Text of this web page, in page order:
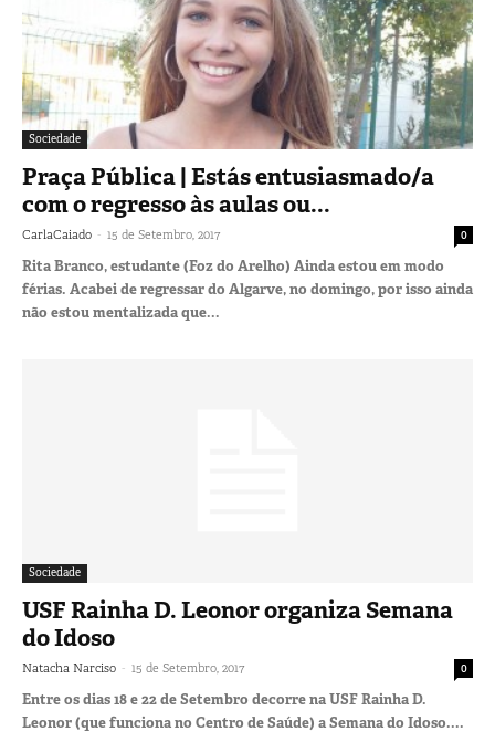
Sociedade
Praça Pública | Estás entusiasmado/a
com o regresso às aulas ou...
CarlaCaiado - 15 de Setembro, 2017 0
Rita Branco, estudante (Foz do Arelho) Ainda estou em modo
férias. Acabei de regressar do Algarve, no domingo, por isso ainda
não estou mentalizada que...
Sociedade
USF Rainha D. Leonor organiza Semana
do Idoso
Natacha Narciso - 15 de Setembro, 2017 0
Entre os dias 18 e 22 de Setembro decorre na USF Rainha D.
Leonor (que funciona no Centro de Saúde) a Semana do Idoso....